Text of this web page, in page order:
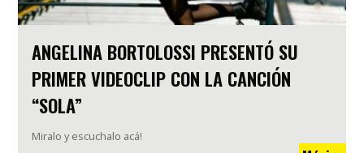
ANGELINA BORTOLOSSI PRESENTÓ SU
PRIMER VIDEOCLIP CON LA CANCIÓN
“SOLA”
Miralo y escuchalo acá!